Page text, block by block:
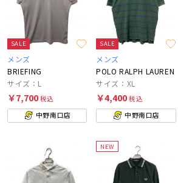
SALE
メンズ
BRIEFING
サイズ：L
￥7,700税込
中野南口店
SALE
メンズ
POLO RALPH LAUREN
サイズ：XL
￥4,400税込
中野南口店
NEW